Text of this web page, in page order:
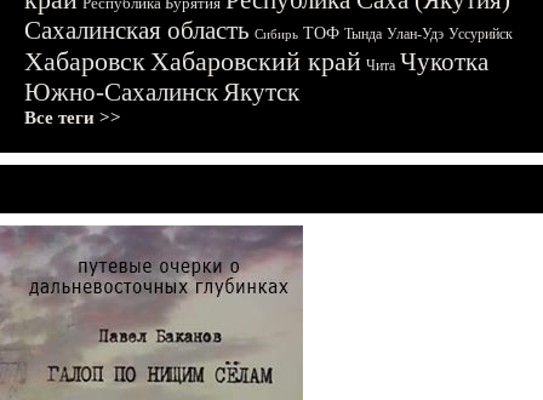
Сахалинская область Сибирь ТОФ Тында Улан-Удэ Уссурийск
ХабаровскХабаровский край Чита Чукотка
Южно-СахалинскЯкутск
Все теги >>